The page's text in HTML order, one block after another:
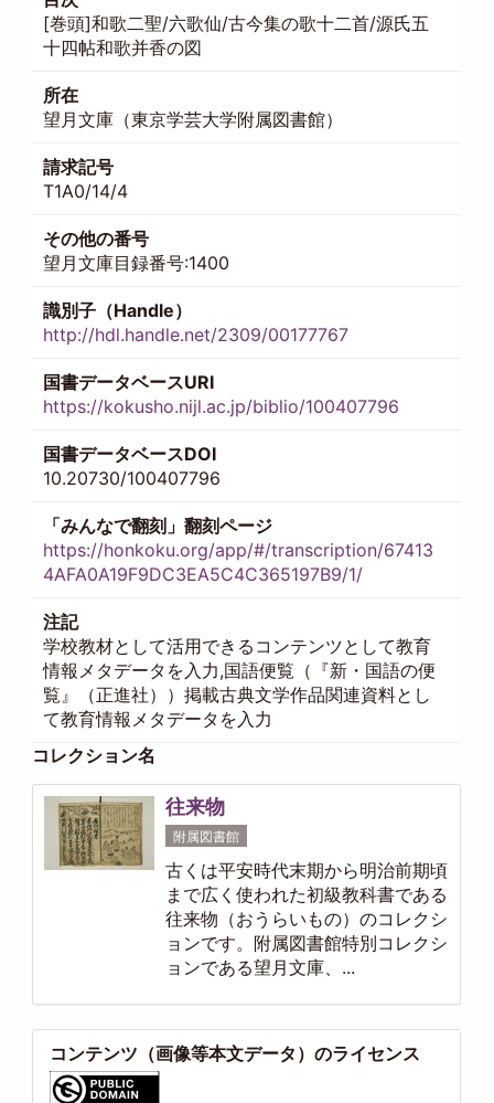
[巻頭]和歌二聖/六歌仙/古今集の歌十二首/源氏五
十四帖和歌并香の図
所在
望月文庫（東京学芸大学附属図書館）
請求記号
T1A0/14/4
その他の番号
望月文庫目録番号:1400
識別子（Handle）
http://hdl.handle.net/2309/00177767
国書データベースURI
https://kokusho.nijl.ac.jp/biblio/100407796
国書データベースDOI
10.20730/100407796
「みんなで翻刻」翻刻ページ
https://honkoku.org/app/#/transcription/67413
4AFA0A19F9DC3EA5C4C365197B9/1/
注記
学校教材として活用できるコンテンツとして教育
情報メタデータを入力,国語便覧（『新・国語の便
覧』（正進社））掲載古典文学作品関連資料とし
て教育情報メタデータを入力
コレクション名
往来物
附属図書館
古くは平安時代末期から明治前期頃
まで広く使われた初級教科書である
往来物（おうらいもの）のコレクシ
ョンです。附属図書館特別コレクシ
ョンである望月文庫、...
コンテンツ（画像等本文データ）のライセンス